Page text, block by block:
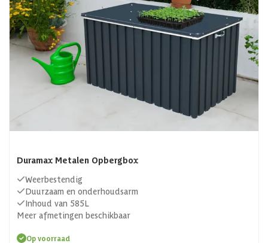
Duramax Metalen Opbergbox
Weerbestendig
Duurzaam en onderhoudsarm
Inhoud van 585L
Meer afmetingen beschikbaar
Op voorraad